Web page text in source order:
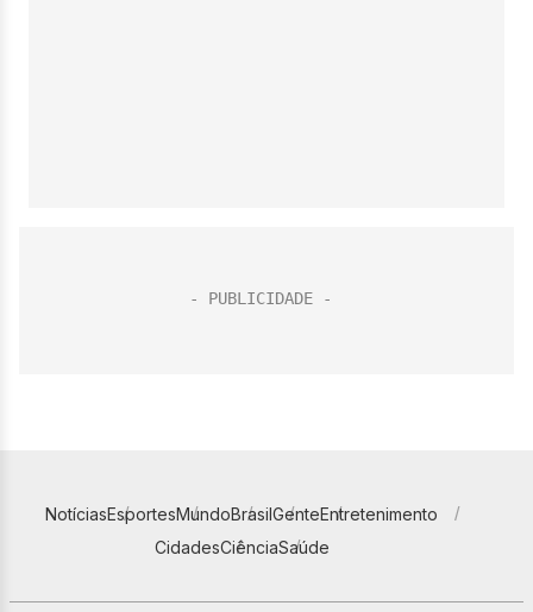
NotíciasEsportesMundoBrasilGenteEntretenimento
CidadesCiênciaSaúde